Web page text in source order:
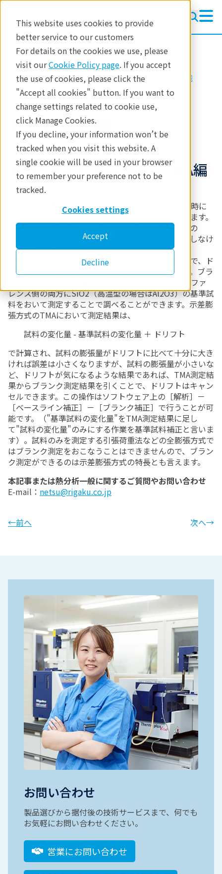
This website uses cookies to provide
better service to our customers
For details on the cookies we use, please
visit ourCookie Policy page. If you accept
the use of cookies, please click the
"Accept all cookies" button. If you want to
change settings related to cookie use,
click Manage Cookies.
If you decline, your information won’t be
tracked when you visit this website. A
single cookie will be used in your browser
to remember your preference not to be
tracked.
Cookies settings
Accept
Decline
熱分析装置
熱分析装置
ラーニング
製品
産業分野
お問合せ
製品 熱分析 ラーニング 豆知識
熱分析豆知識
第7回 測定結果の誤差～TMA編
～
TMA測定結果から膨張率や平均膨張係数を計算する時に
誤差の要因として"試料長"と"ドリフト"が挙げられます。
膨張率や平均膨張係数は"試料長"で割って計算するの
で、"試料長"はマイクロメーターなどで正しく測長しなけ
ればなりません。
もう一つの要因"ドリフト"は装置に依存する変化量で、ド
リフト量を調べるためにはブランク測定を行います。ブラ
ンク測定は、示差膨張方式のTMAでサンプル側とレファ
レンス側の両方にSiO2（高温型の場合はAl2O3）の基準試
料をおいて測定することで調べることができます。示差膨
張方式のTMAにおいて測定結果は、
試料の変化量 - 基準試料の変化量 ＋ ドリフト
で計算され、試料の膨張量がドリフトに比べて十分に大き
ければ誤差は小さくなりますが、試料の膨張量が小さいな
ど、ドリフトが気になるような結果であれば、TMA測定結
果からブランク測定結果を引くことで、ドリフトはキャン
セルできます。この操作はソフトウェア上の［解析］－
［ベースライン補正］－［ブランク補正］で行うことが可
能です。（"基準試料の変化量"をTMA測定結果に足し
て"試料の変化量"のみにする作業を基準試料補正と言いま
す）。試料のみを測定する引張荷重法などの全膨張方式で
はブランク測定をおこなうことはできませんので、ブラン
ク測定ができるのは示差膨張方式の特長とも言えます。
本記事または熱分析一般に関するご質問やお問い合わせ
E-mail： netsu@rigaku.co.jp
←前へ 次へ→
お問い合わせ
製品選びから据付後の技術サービスまで、何でも
お気軽にお問い合わせください。
営業にお問い合わせ